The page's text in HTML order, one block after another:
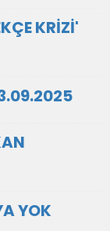
KRİZİ'
YOK